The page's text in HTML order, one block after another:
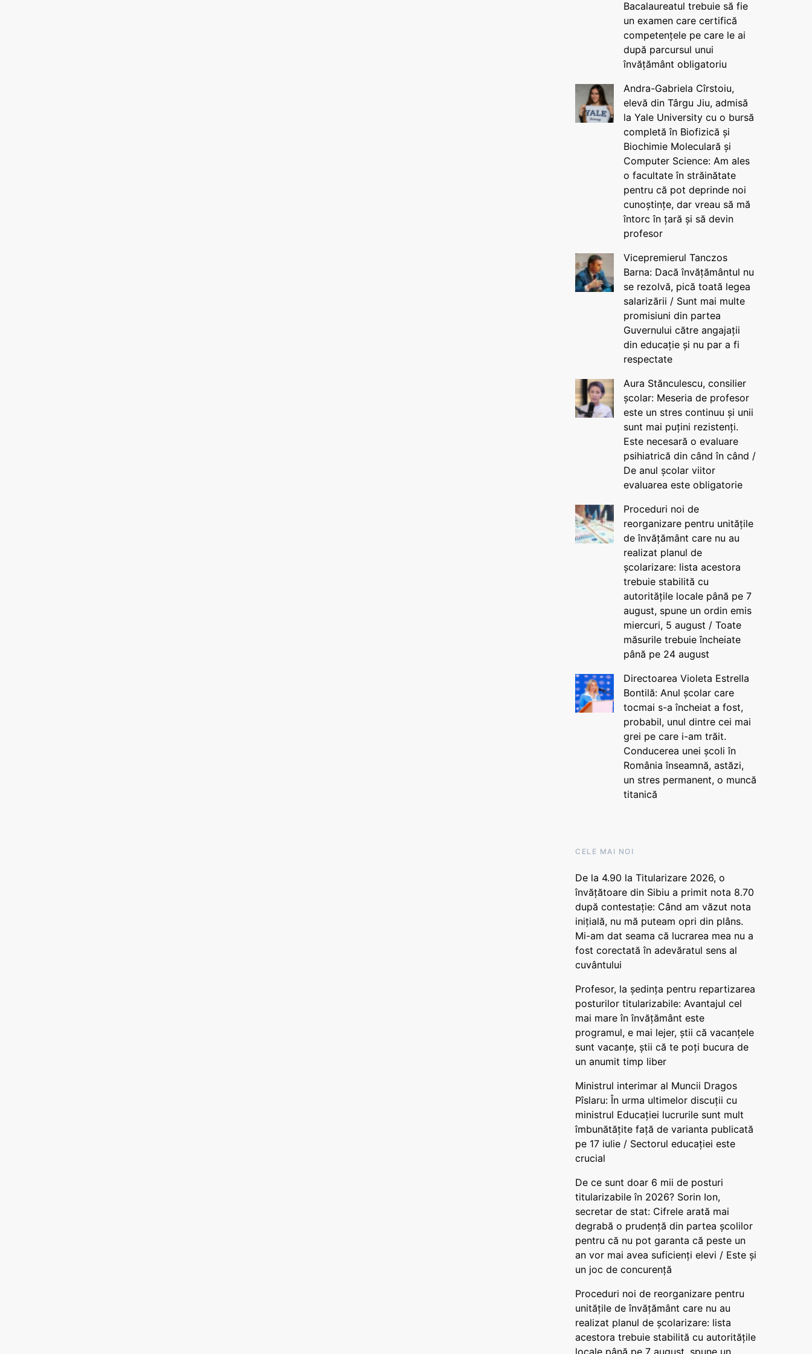
Bacalaureatul trebuie să fie
un examen care certifică
competențele pe care le ai
după parcursul unui
învățământ obligatoriu
Andra-Gabriela Cîrstoiu,
elevă din Târgu Jiu, admisă
la Yale University cu o bursă
completă în Biofizică și
Biochimie Moleculară și
Computer Science: Am ales
o facultate în străinătate
pentru că pot deprinde noi
cunoștințe, dar vreau să mă
întorc în țară și să devin
profesor
Vicepremierul Tanczos
Barna: Dacă învățământul nu
se rezolvă, pică toată legea
salarizării / Sunt mai multe
promisiuni din partea
Guvernului către angajații
din educație și nu par a fi
respectate
Aura Stănculescu, consilier
școlar: Meseria de profesor
este un stres continuu și unii
sunt mai puțini rezistenți.
Este necesară o evaluare
psihiatrică din când în când /
De anul școlar viitor
evaluarea este obligatorie
Proceduri noi de
reorganizare pentru unitățile
de învățământ care nu au
realizat planul de
școlarizare: lista acestora
trebuie stabilită cu
autoritățile locale până pe 7
august, spune un ordin emis
miercuri, 5 august / Toate
măsurile trebuie încheiate
până pe 24 august
Directoarea Violeta Estrella
Bontilă: Anul școlar care
tocmai s-a încheiat a fost,
probabil, unul dintre cei mai
grei pe care i-am trăit.
Conducerea unei școli în
România înseamnă, astăzi,
un stres permanent, o muncă
titanică
CELE MAI NOI
De la 4.90 la Titularizare 2026, o
învățătoare din Sibiu a primit nota 8.70
după contestație: Când am văzut nota
inițială, nu mă puteam opri din plâns.
Mi-am dat seama că lucrarea mea nu a
fost corectată în adevăratul sens al
cuvântului
Profesor, la ședința pentru repartizarea
posturilor titularizabile: Avantajul cel
mai mare în învățământ este
programul, e mai lejer, știi că vacanțele
sunt vacanţe, știi că te poți bucura de
un anumit timp liber
Ministrul interimar al Muncii Dragos
Pîslaru: În urma ultimelor discuții cu
ministrul Educației lucrurile sunt mult
îmbunătățite față de varianta publicată
pe 17 iulie / Sectorul educației este
crucial
De ce sunt doar 6 mii de posturi
titularizabile în 2026? Sorin Ion,
secretar de stat: Cifrele arată mai
degrabă o prudență din partea școlilor
pentru că nu pot garanta că peste un
an vor mai avea suficienți elevi / Este și
un joc de concurență
Proceduri noi de reorganizare pentru
unitățile de învățământ care nu au
realizat planul de școlarizare: lista
acestora trebuie stabilită cu autoritățile
locale până pe 7 august, spune un